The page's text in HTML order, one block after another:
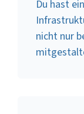
Du hast
nicht nur